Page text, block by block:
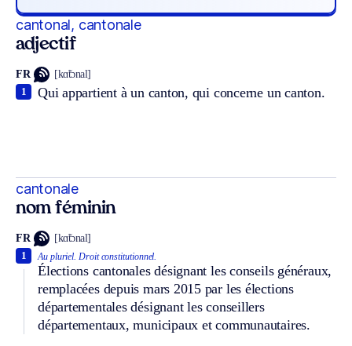
cantonal, cantonale
adjectif
FR [kɑ̃tɔnal]
Qui appartient à un canton, qui concerne un canton.
1
cantonale
nom féminin
FR [kɑ̃tɔnal]
Au pluriel. Droit constitutionnel.
Élections cantonales désignant les conseils généraux,
remplacées depuis mars 2015 par les élections
départementales désignant les conseillers
départementaux, municipaux et communautaires.
1